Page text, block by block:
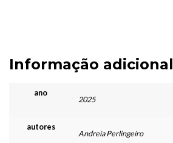
Informação adicional
ano
2025
autores
Andreia Perlingeiro